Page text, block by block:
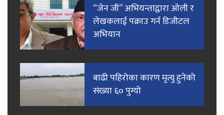
“जेन जी” अभियन्ताद्वारा ओली र
लेखकलाई पक्राउ गर्न डिजीटल
अभियान
बाढी पहिरोका कारण मृत्यु हुनेको
संख्या ६० पुग्यो